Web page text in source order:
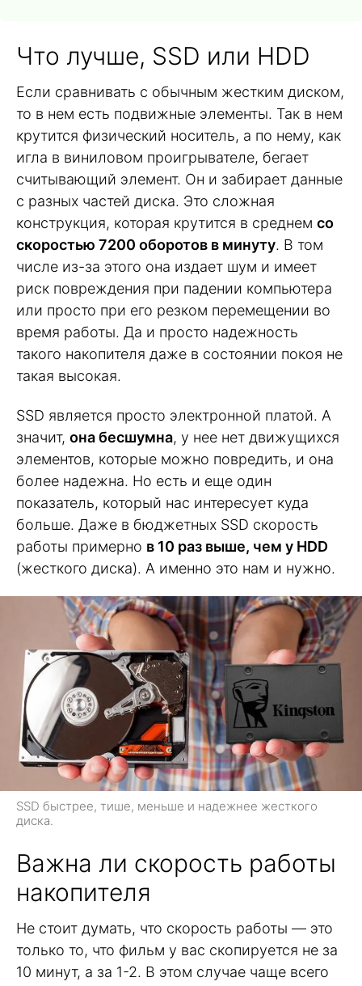
Что лучше, SSD или HDD
Если сравнивать с обычным жестким диском,
то в нем есть подвижные элементы. Так в нем
крутится физический носитель, а по нему, как
игла в виниловом проигрывателе, бегает
считывающий элемент. Он и забирает данные
с разных частей диска. Это сложная
конструкция, которая крутится в среднем со
скоростью 7200 оборотов в минуту. В том
числе из-за этого она издает шум и имеет
риск повреждения при падении компьютера
или просто при его резком перемещении во
время работы. Да и просто надежность
такого накопителя даже в состоянии покоя не
такая высокая.
SSD является просто электронной платой. А
значит, она бесшумна, у нее нет движущихся
элементов, которые можно повредить, и она
более надежна. Но есть и еще один
показатель, который нас интересует куда
больше. Даже в бюджетных SSD скорость
работы примерно в 10 раз выше, чем у HDD
(жесткого диска). А именно это нам и нужно.
SSD быстрее, тише, меньше и надежнее жесткого
диска.
Важна ли скорость работы
накопителя
Не стоит думать, что скорость работы — это
только то, что фильм у вас скопируется не за
10 минут, а за 1-2. В этом случае чаще всего